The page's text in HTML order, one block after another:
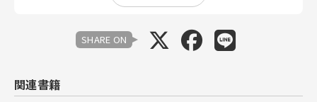
SHARE ON
関連書籍